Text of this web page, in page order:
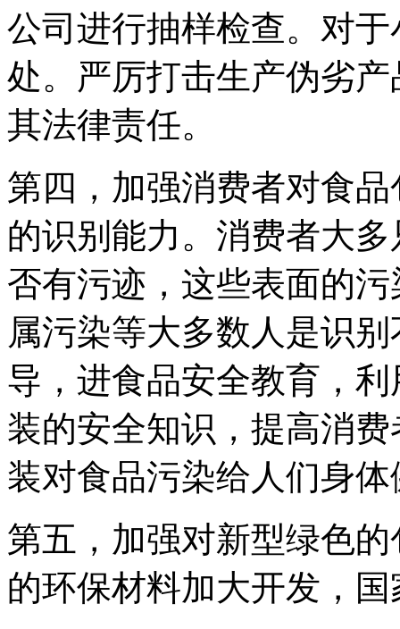
公司进行抽样检查。对
处。严厉打击生产伪劣
其法律责任。
第四，加强消费者对食
的识别能力。消费者大
否有污迹，这些表面的
属污染等大多数人是识
导，进食品安全教育，
装的安全知识，提高消
装对食品污染给人们身
第五，加强对新型绿色
的环保材料加大开发，国